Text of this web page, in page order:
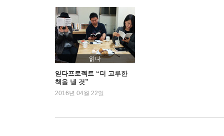
읽다
읻다프로젝트 “더 고루한
책을 낼 것”
2016년 04월 22일